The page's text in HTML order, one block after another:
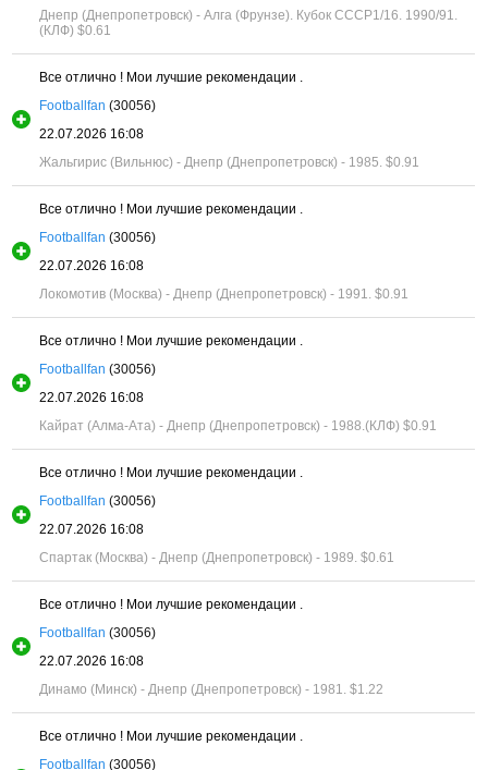
Днепр (Днепропетровск) - Алга (Фрунзе). Кубок СССР1/16. 1990/91.
(КЛФ) $0.61
Все отлично ! Мои лучшие рекомендации .
Footballfan (30056)
22.07.2026 16:08
Жальгирис (Вильнюс) - Днепр (Днепропетровск) - 1985. $0.91
Все отлично ! Мои лучшие рекомендации .
Footballfan (30056)
22.07.2026 16:08
Локомотив (Москва) - Днепр (Днепропетровск) - 1991. $0.91
Все отлично ! Мои лучшие рекомендации .
Footballfan (30056)
22.07.2026 16:08
Кайрат (Алма-Ата) - Днепр (Днепропетровск) - 1988.(КЛФ) $0.91
Все отлично ! Мои лучшие рекомендации .
Footballfan (30056)
22.07.2026 16:08
Спартак (Москва) - Днепр (Днепропетровск) - 1989. $0.61
Все отлично ! Мои лучшие рекомендации .
Footballfan (30056)
22.07.2026 16:08
Динамо (Минск) - Днепр (Днепропетровск) - 1981. $1.22
Все отлично ! Мои лучшие рекомендации .
Footballfan (30056)